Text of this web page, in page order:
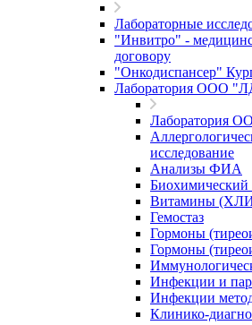
Лабораторные
"Инвитро" -
договору
"Онкодиспансер"
Лаборатория ООО
Лаборатория
исследование
Анализы ФИА
Биохимический
Витамины
Гемостаз
Гормоны
Гормоны
Инфекции и
Инфекции
Клинико-